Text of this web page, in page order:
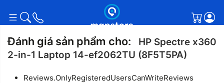
Giỏ
Đánh giá sản phẩm cho:
HP Spectre x360
2-in-1 Laptop 14-ef2062TU (8F5T5PA)
Reviews.OnlyRegisteredUsersCanWriteReviews